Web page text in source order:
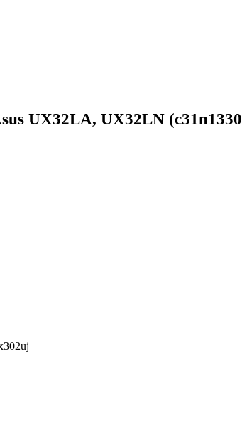
UX32LA, UX32LN